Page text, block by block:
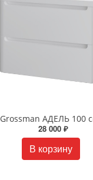
28 000 ₽
В корзину